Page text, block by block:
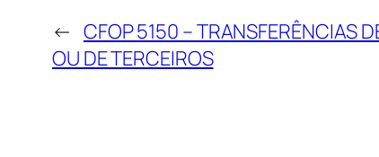
← CFOP 5150 – TRANSFERÊNCIAS
OU DE TERCEIROS